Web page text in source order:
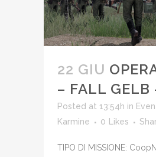
22 GIU
– FALL GELB
Posted at 13:54h in
Karmine
0 Likes
TIPO DI MISSIONE: